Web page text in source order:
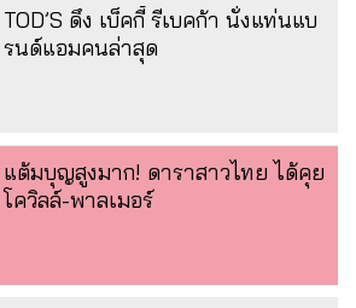
TOD’S ดึง เบ็คกี้ รีเบคก้า นั่งแท่นแบ
รนด์แอมคนล่าสุด
แต้มบุญสูงมาก! ดาราสาวไทย ได้คุย
โควิลล์-พาลเมอร์